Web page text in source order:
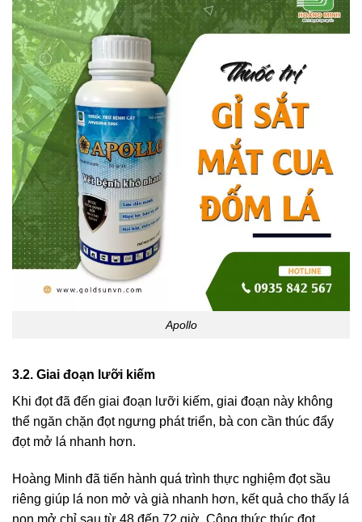
Apollo
3.2. Giai đoạn lưỡi kiếm
Khi đọt đã đến giai đoạn lưỡi kiếm, giai đoạn này không
thể ngăn chặn đọt ngưng phát triển, bà con cần thúc đẩy
đọt mở lá nhanh hơn.
Hoàng Minh đã tiến hành quá trình thực nghiệm đọt sầu
riêng giúp lá non mở và già nhanh hơn, kết quả cho thấy lá